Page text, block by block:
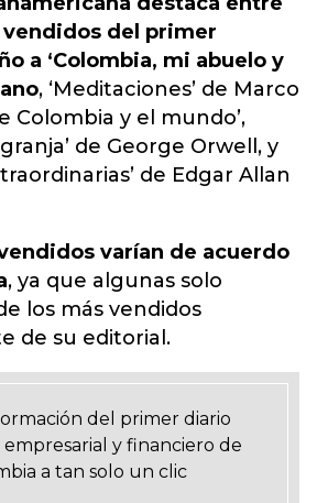
del primer
a ‘Colombia, mi abuelo y
, ‘Meditaciones’ de Marco
Colombia y el mundo’,
de George Orwell, y
de Edgar Allan
varían de acuerdo
, ya que algunas solo
los más vendidos
de su editorial.
del primer diario
y financiero de
a tan solo un clic